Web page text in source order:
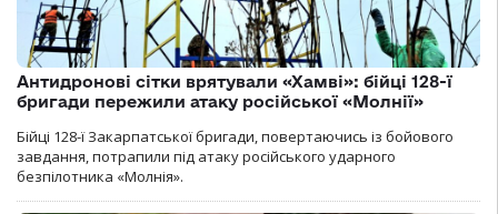
Антидронові сітки врятували «Хамві»: бійці 128-ї
бригади пережили атаку російської «Молнії»
Бійці 128-ї Закарпатської бригади, повертаючись із бойового
завдання, потрапили під атаку російського ударного
безпілотника «Молнія».